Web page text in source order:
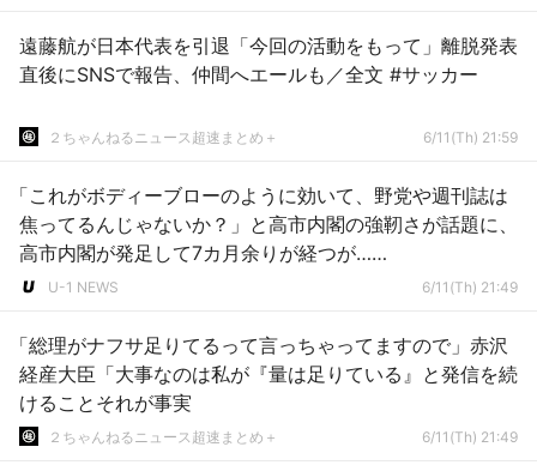
遠藤航が日本代表を引退「今回の活動をもって」離脱発表
直後にSNSで報告、仲間へエールも／全文 #サッカー
２ちゃんねるニュース超速まとめ＋ 6/11(Th) 21:59
「これがボディーブローのように効いて、野党や週刊誌は
焦ってるんじゃないか？」と高市内閣の強靭さが話題に、
高市内閣が発足して7カ月余りが経つが……
U-1 NEWS 6/11(Th) 21:49
「総理がナフサ足りてるって言っちゃってますので」赤沢
経産大臣「大事なのは私が『量は足りている』と発信を続
けることそれが事実
２ちゃんねるニュース超速まとめ＋ 6/11(Th) 21:49